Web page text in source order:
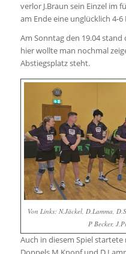
verlor J.Braun sein Einzel im
am Ende eine unglücklich 4-
Am Sonntag den 19.04 stand
hier wollte man nochmal
Abstiegsplatz steht.
Von Links: N.Jäckel, D.Lamma,
P Becker,
Auch in diesem Spiel